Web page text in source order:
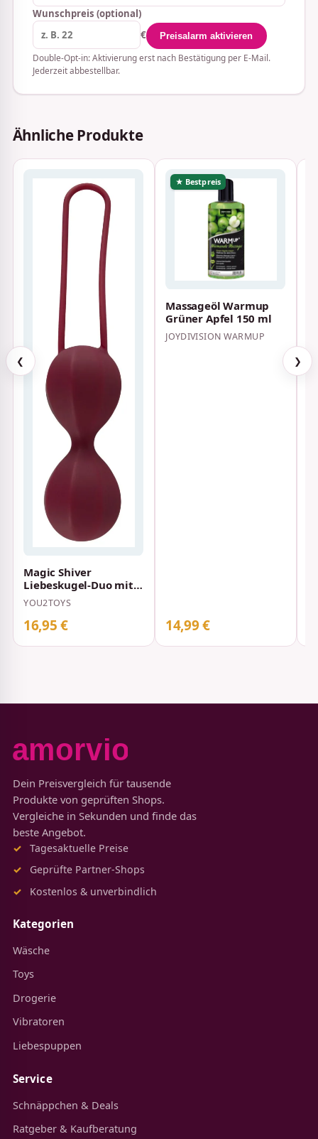
Wunschpreis (optional)
€
Preisalarm aktivieren
Double-Opt-in: Aktivierung erst nach Bestätigung per E-Mail.
Jederzeit abbestellbar.
Ähnliche Produkte
❮
Magic Shiver
Liebeskugel-Duo mit
elastischem
Rückholband Rot
YOU2TOYS
16,95 €
★ Bestpreis
Massageöl Warmup
Grüner Apfel 150 ml
JOYDIVISION WARMUP
14,99 €
❯
Dein Preisvergleich für tausende
Produkte von geprüften Shops.
Vergleiche in Sekunden und finde das
beste Angebot.
Tagesaktuelle Preise
Geprüfte Partner-Shops
Kostenlos & unverbindlich
Kategorien
Wäsche
Toys
Drogerie
Vibratoren
Liebespuppen
Service
Schnäppchen & Deals
Ratgeber & Kaufberatung